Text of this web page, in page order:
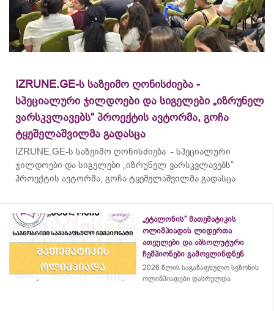
IZRUNE.GE-ს საზეიმო ღონისძიება -
სპეციალური ჯილდოები და სიგელები „იზრუნელ
ვარსკვლავებს“ პროექტის ავტორმა, გოჩა
ტყეშელაშვილმა გადასცა
IZRUNE.GE-ს საზეიმო ღონისძიება - სპეციალური
ჯილდოები და სიგელები „იზრუნელ ვარსკვლავებს“
პროექტის ავტორმა, გოჩა ტყეშელაშვილმა გადასცა
„ეტალონის“ მათემატიკის
ოლიმპიადის ლიდერთა
ათეულები და აბსოლუტური
ჩემპიონები გამოვლინდნენ
2026 წლის საგაზაფხულო სეზონის
ოლიმპიადები დასრულდა